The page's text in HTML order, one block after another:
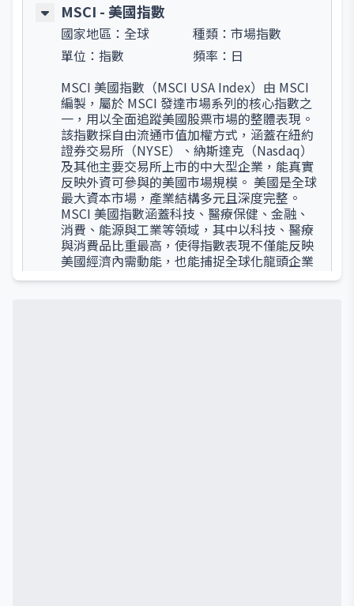
MSCI - 美國指數
國家地區： 全球 種類： 市場指數
單位： 指數 頻率： 日
MSCI 美國指數（MSCI USA Index）由 MSCI
編製，屬於 MSCI 發達市場系列的核心指數之
一，用以全面追蹤美國股票市場的整體表現。
該指數採自由流通市值加權方式，涵蓋在紐約
證券交易所（NYSE）、納斯達克（Nasdaq）
及其他主要交易所上市的中大型企業，能真實
反映外資可參與的美國市場規模。 美國是全球
最大資本市場，產業結構多元且深度完整。
MSCI 美國指數涵蓋科技、醫療保健、金融、
消費、能源與工業等領域，其中以科技、醫療
與消費品比重最高，使得指數表現不僅能反映
美國經濟內需動能，也能捕捉全球化龍頭企業
的成長潛力。由於美國企業多為跨國集團，其